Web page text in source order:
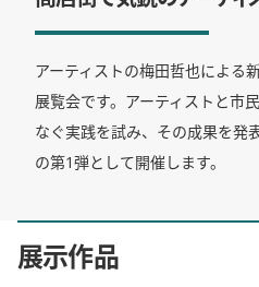
アーティストの梅田哲也による
展覧会です。アーティストと市
なぐ実践を試み、その成果を発
の第1弾として開催します。
展示作品